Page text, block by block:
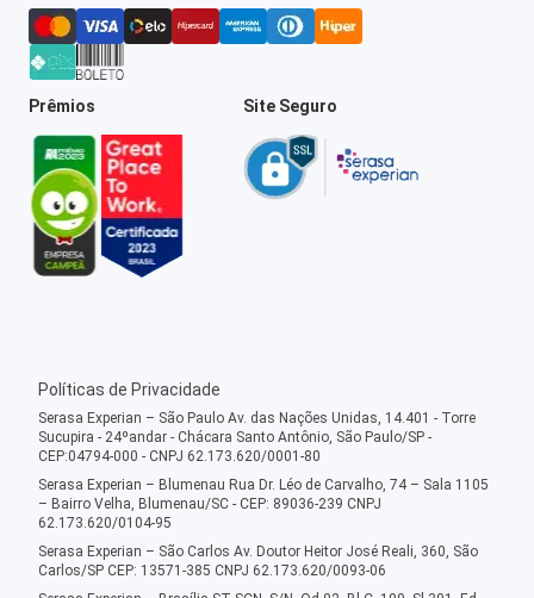
Prêmios Site Seguro
Políticas de Privacidade
Serasa Experian – São Paulo Av. das Nações Unidas, 14.401 - Torre
Sucupira - 24ºandar - Chácara Santo Antônio, São Paulo/SP -
CEP:04794-000 - CNPJ 62.173.620/0001-80
Serasa Experian – Blumenau Rua Dr. Léo de Carvalho, 74 – Sala 1105
– Bairro Velha, Blumenau/SC - CEP: 89036-239 CNPJ
62.173.620/0104-95
Serasa Experian – São Carlos Av. Doutor Heitor José Reali, 360, São
Carlos/SP CEP: 13571-385 CNPJ 62.173.620/0093-06